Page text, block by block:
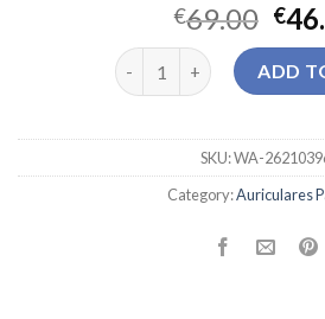
€69.00 €
auriculares para pcADD
SKU:WA-
Category:Auriculares